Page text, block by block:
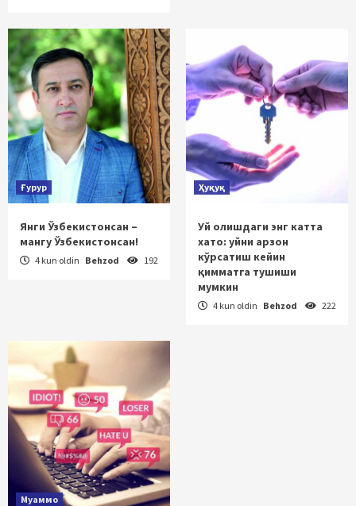
Ғурур
Янги Ўзбекистонсан –
мангу Ўзбекистонсан!
4 kun oldin Behzod 192
Ҳуқуқ
Уй олишдаги энг катта
хато: уйни арзон
кўрсатиш кейин
қимматга тушиши
мумкин
4 kun oldin Behzod 222
Муаммо